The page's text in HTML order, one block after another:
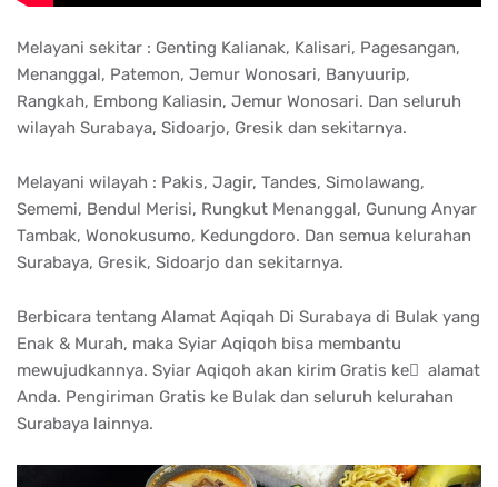
Melayani sekitar : Genting Kalianak, Kalisari, Pagesangan,
Menanggal, Patemon, Jemur Wonosari, Banyuurip,
Rangkah, Embong Kaliasin, Jemur Wonosari. Dan seluruh
wilayah Surabaya, Sidoarjo, Gresik dan sekitarnya.
Melayani wilayah : Pakis, Jagir, Tandes, Simolawang,
Sememi, Bendul Merisi, Rungkut Menanggal, Gunung Anyar
Tambak, Wonokusumo, Kedungdoro. Dan semua kelurahan
Surabaya, Gresik, Sidoarjo dan sekitarnya.
Berbicara tentang Alamat Aqiqah Di Surabaya di Bulak yang
Enak & Murah, maka Syiar Aqiqoh bisa membantu
mewujudkannya. Syiar Aqiqoh akan kirim Gratis ke ِ alamat
Anda. Pengiriman Gratis ke Bulak dan seluruh kelurahan
Surabaya lainnya.